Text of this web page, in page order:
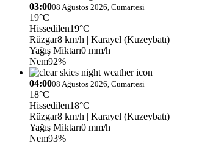
03:0008 Ağustos 2026, Cumartesi
19°C
Hissedilen19°C
Rüzgar8 km/h | Karayel (Kuzeybatı)
Yağış Miktarı0 mm/h
Nem92%
04:0008 Ağustos 2026, Cumartesi
18°C
Hissedilen18°C
Rüzgar8 km/h | Karayel (Kuzeybatı)
Yağış Miktarı0 mm/h
Nem93%